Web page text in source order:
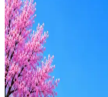
Будьте осторожны:
Google, iCloud или
запустить ПО или